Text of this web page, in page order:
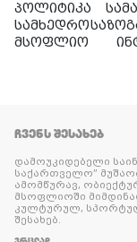
პოლიტიკა
სამხედრო
მსოფლიო
ᲩᲕᲔᲜᲡ ᲨᲔᲡᲐᲮᲔᲑ
დამოუკიდებელი
საქართველო”
ამომწურავ,
მსოფლიოში
კულტურულ, სპორტულ
შესახებ.